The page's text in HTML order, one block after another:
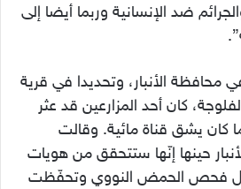
ضد الإنسانية وربما أيضا إلى
15 ديسمبر 2019 في محافظة الأنبار، وتحديدا في قرية
كان أحد المزارعين قد عثر
كان يشق قناة مائية. وقالت
حينها إنّها ستتحقق من هويات
فحص الحمض النووي وتحفّظت